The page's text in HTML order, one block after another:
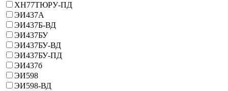
ХН77ТЮРУ-ПД
ЭИ437А
ЭИ437Б-ВД
ЭИ437БУ
ЭИ437БУ-ВД
ЭИ437БУ-ПД
ЭИ437б
ЭИ598
ЭИ598-ВД